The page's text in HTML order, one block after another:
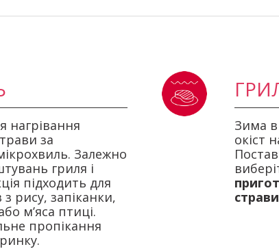
нагрівання
за
Залежно
гриля і
підходить для
рису, запіканки,
м’яса птиці.
пропікання
Зима в
окіст